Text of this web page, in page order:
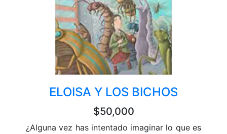
ELOISA Y LOS BICHOS
$50,000
¿Alguna vez has intentado imaginar lo que es